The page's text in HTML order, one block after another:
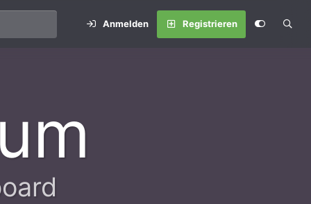
Anmelden Registrieren